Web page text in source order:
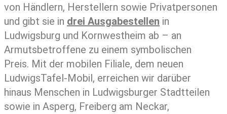
von Händlern, Herstellern sowie Privatpersonen
und gibt sie in drei Ausgabestellen in
Ludwigsburg und Kornwestheim ab – an
Armutsbetroffene zu einem symbolischen
Preis. Mit der mobilen Filiale, dem neuen
LudwigsTafel-Mobil, erreichen wir darüber
hinaus Menschen in Ludwigsburger Stadtteilen
sowie in Asperg, Freiberg am Neckar,